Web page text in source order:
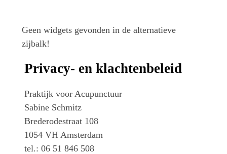
Geen widgets gevonden in de alternatieve
zijbalk!
Privacy- en klachtenbeleid
Praktijk voor Acupunctuur
Sabine Schmitz
Brederodestraat 108
1054 VH Amsterdam
tel.: 06 51 846 508